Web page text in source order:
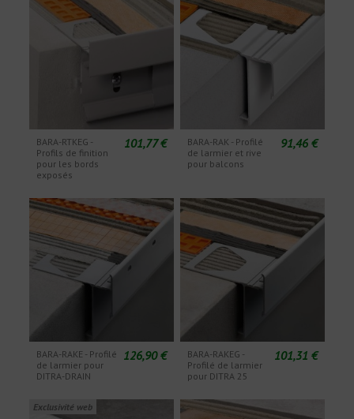
BARA-RTKEG -
Profils de finition
pour les bords
exposés
101,77 €
BARA-RAK - Profilé
de larmier et rive
pour balcons
91,46 €
BARA-RAKE - Profilé
de larmier pour
DITRA-DRAIN
126,90 €
BARA-RAKEG -
Profilé de larmier
pour DITRA 25
101,31 €
Exclusivité web